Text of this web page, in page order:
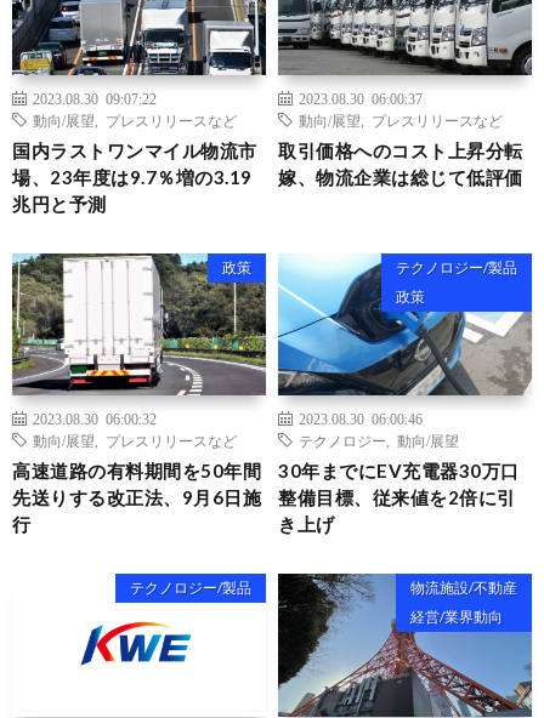
2023.08.30 09:07:22
動向/展望
プレスリリースなど
国内ラストワンマイル物流市
場、23年度は9.7％増の3.19
兆円と予測
2023.08.30 06:00:37
動向/展望
プレスリリースなど
取引価格へのコスト上昇分転
嫁、物流企業は総じて低評価
政策
2023.08.30 06:00:32
動向/展望
プレスリリースなど
高速道路の有料期間を50年間
先送りする改正法、9月6日施
行
テクノロジー/製品
政策
2023.08.30 06:00:46
テクノロジー
動向/展望
30年までにEV充電器30万口
整備目標、従来値を2倍に引
き上げ
テクノロジー/製品
物流施設/不動産
経営/業界動向